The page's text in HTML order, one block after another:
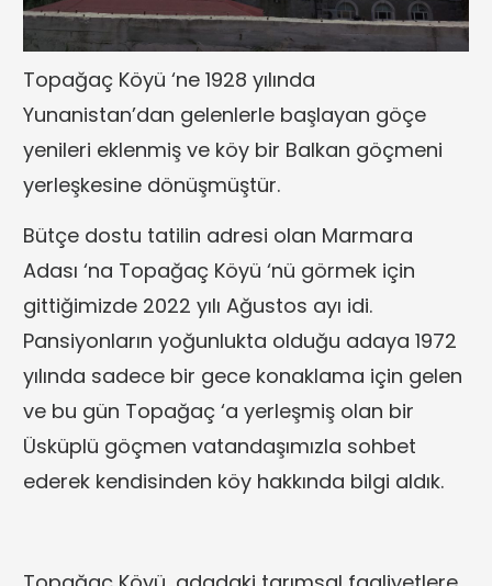
Topağaç Köyü ‘ne 1928 yılında
Yunanistan’dan gelenlerle başlayan göçe
yenileri eklenmiş ve köy bir Balkan göçmeni
yerleşkesine dönüşmüştür.
Bütçe dostu tatilin adresi olan Marmara
Adası ‘na Topağaç Köyü ‘nü görmek için
gittiğimizde 2022 yılı Ağustos ayı idi.
Pansiyonların yoğunlukta olduğu adaya 1972
yılında sadece bir gece konaklama için gelen
ve bu gün Topağaç ‘a yerleşmiş olan bir
Üsküplü göçmen vatandaşımızla sohbet
ederek kendisinden köy hakkında bilgi aldık.